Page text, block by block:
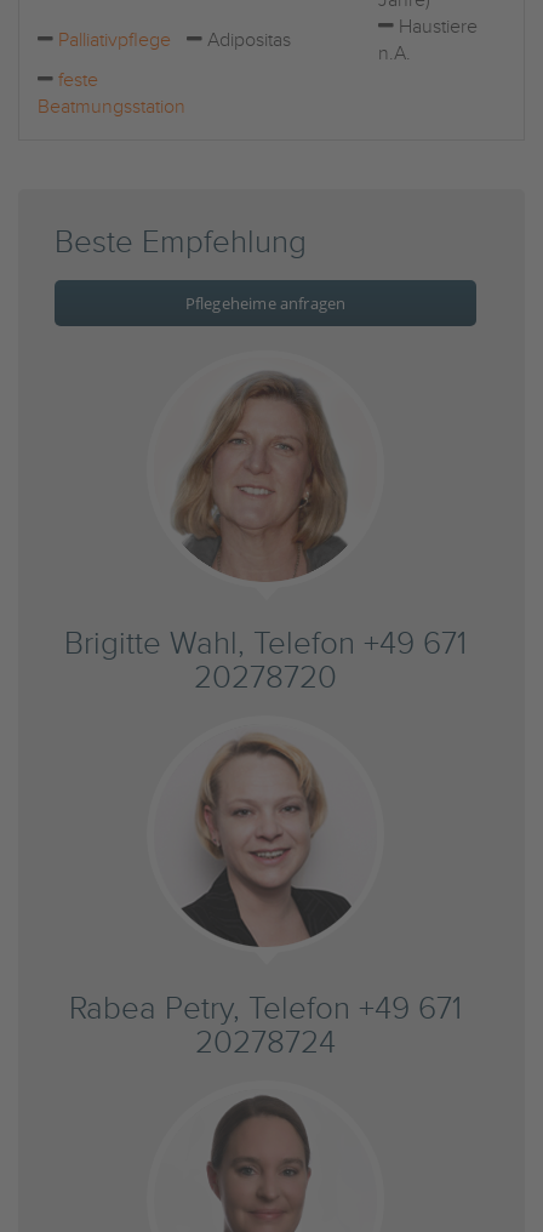
Palliativpflege
Adipositas
Haustiere
n.A.
feste
Beatmungsstation
Beste Empfehlung
Pflegeheime anfragen
Brigitte Wahl, Telefon +49 671
20278720
Rabea Petry, Telefon +49 671
20278724